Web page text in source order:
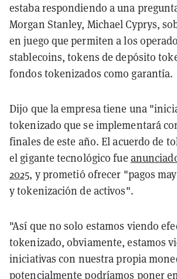
estaba respondiendo a una
Morgan Stanley, Michael Cyprys,
en juego que permiten a los
stablecoins, tokens de depósito
fondos tokenizados como garantía.
Dijo que la empresa tiene una
tokenizado que se implementará
finales de este año. El acuerdo de
el gigante tecnológico fue
2025, y prometió ofrecer "pagos
y tokenización de activos".
"Así que no solo estamos viendo
tokenizado, obviamente, estamos
iniciativas con nuestra propia
potencialmente podríamos poner